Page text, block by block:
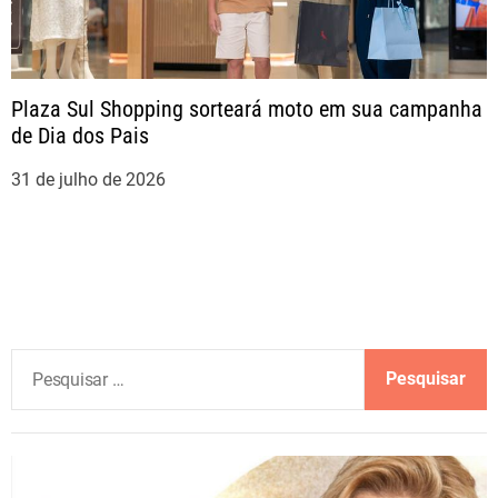
Plaza Sul Shopping sorteará moto em sua campanha
de Dia dos Pais
31 de julho de 2026
s